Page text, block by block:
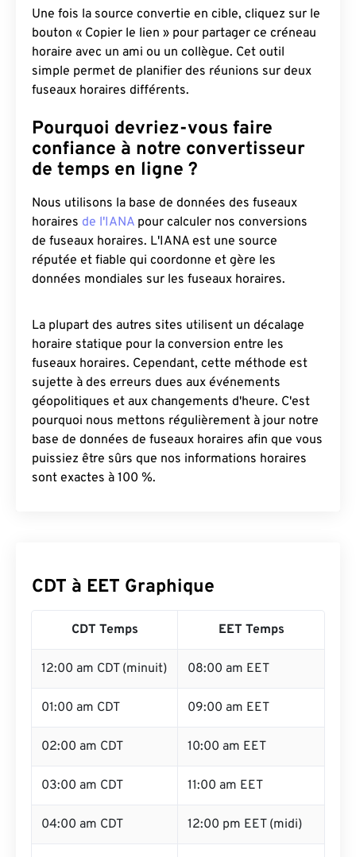
Une fois la source convertie en cible, cliquez sur le
bouton « Copier le lien » pour partager ce créneau
horaire avec un ami ou un collègue. Cet outil
simple permet de planifier des réunions sur deux
fuseaux horaires différents.
Pourquoi devriez-vous faire
confiance à notre convertisseur
de temps en ligne ?
Nous utilisons la base de données des fuseaux
horaires de l'IANA pour calculer nos conversions
de fuseaux horaires. L'IANA est une source
réputée et fiable qui coordonne et gère les
données mondiales sur les fuseaux horaires.
La plupart des autres sites utilisent un décalage
horaire statique pour la conversion entre les
fuseaux horaires. Cependant, cette méthode est
sujette à des erreurs dues aux événements
géopolitiques et aux changements d'heure. C'est
pourquoi nous mettons régulièrement à jour notre
base de données de fuseaux horaires afin que vous
puissiez être sûrs que nos informations horaires
sont exactes à 100 %.
CDT à EET Graphique
CDT Temps EET Temps
12:00 am CDT (minuit) 08:00 am EET
01:00 am CDT 09:00 am EET
02:00 am CDT 10:00 am EET
03:00 am CDT 11:00 am EET
04:00 am CDT 12:00 pm EET (midi)